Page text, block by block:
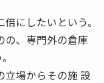
にしたいという。
の、専門外の倉庫
立場からその施 設